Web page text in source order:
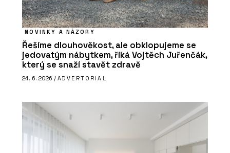
NOVINKY A NÁZORY
Řešíme dlouhověkost, ale obklopujeme se
jedovatým nábytkem, říká Vojtěch Juřenčák,
který se snaží stavět zdravě
24. 6. 2026 / ADVERTORIAL